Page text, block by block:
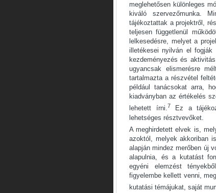
meglehetősen különleges
kiváló szervezőmunka.
tájékoztattak a projektről,
teljesen függetlenül
lelkesedésre, melyet a
illetékesei nyilván el fogják
kezdeményezés és
ugyancsak elismerésre
tartalmazta a részvétel
például tanácsokat arra,
kiadványban az értékelés
lehetett írni.7
Ez a
lehetséges résztvevőket.
A meghirdetett elvek is,
azoktól, melyek akkoriban
alapján mindez merőben új
alapulnia, és a kutatást
egyéni elemzést
figyelembe kellett venni,
kutatási témájukat, saját